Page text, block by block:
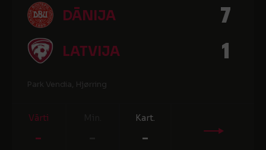
DĀNIJA 7
LATVIJA 1
Park Vendia, Hjørring
Vārti
-
Kart.
-